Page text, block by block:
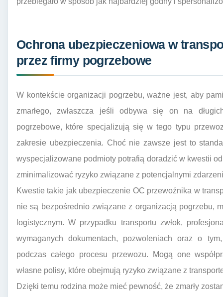
Ochrona ubezpieczeniowa w
przez firmy pogrzebowe
W kontekście organizacji pogrzebu, ważne jest, aby
zmarłego, zwłaszcza jeśli odbywa się on na
pogrzebowe, które specjalizują się w tego typu
zakresie ubezpieczenia. Choć nie zawsze jest to
wyspecjalizowane podmioty potrafią doradzić w kwestii
zminimalizować ryzyko związane z potencjalnymi
Kwestie takie jak ubezpieczenie OC przewoźnika w
nie są bezpośrednio związane z organizacją pogrzebu,
logistycznym. W przypadku transportu zwłok,
wymaganych dokumentach, pozwoleniach oraz o
podczas całego procesu przewozu. Mogą one
własne polisy, które obejmują ryzyko związane z
Dzięki temu rodzina może mieć pewność, że zmarły